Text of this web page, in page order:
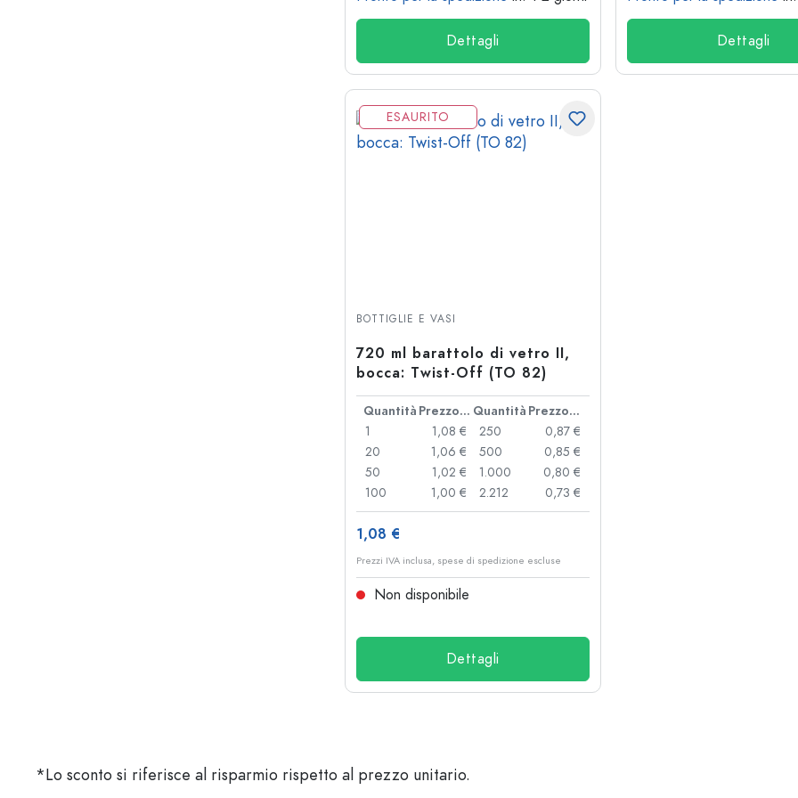
Dettagli Dettagli
ESAURITO
BOTTIGLIE E VASI
720 ml barattolo di vetro II,
bocca: Twist-Off (TO 82)
Quantità Prezzo cad. Quantità
Prezzo cad.
1
1,08 €
20
1,06 €
50
1,02 €
100
1,00 €
250
0,87 €
500
0,85 €
1.000
0,80 €
2.212
0,73 €
1,08 €
Prezzi IVA inclusa, spese di spedizione escluse
Non disponibile
Dettagli
*Lo sconto si riferisce al risparmio rispetto al prezzo unitario.